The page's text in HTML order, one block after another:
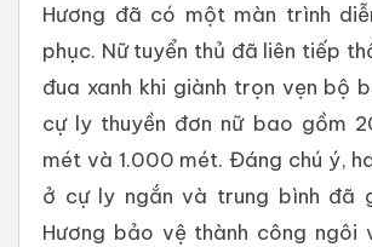
Hương đã có một màn trình
phục. Nữ tuyển thủ đã liên tiếp
đua xanh khi giành trọn vẹn bộ
cự ly thuyền đơn nữ bao gồm
mét và 1.000 mét. Đáng chú ý,
ở cự ly ngắn và trung bình đã
Hương bảo vệ thành công ngôi